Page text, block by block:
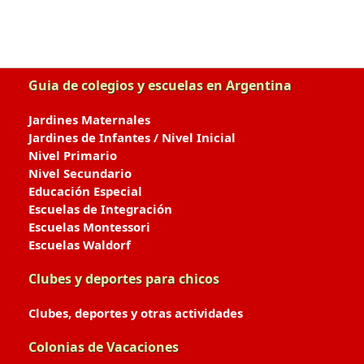
Guia de colegios y escuelas en Argentina
Jardines Maternales
Jardines de Infantes / Nivel Inicial
Nivel Primario
Nivel Secundario
Educación Especial
Escuelas de Integración
Escuelas Montessori
Escuelas Waldorf
Clubes y deportes para chicos
Clubes, deportes y otras actividades
Colonias de Vacaciones